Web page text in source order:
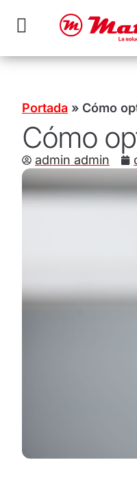
Portada » Cómo
Cómo
admin admin